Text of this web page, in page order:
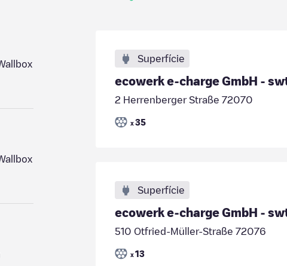
Superfície
2 Herrenberger Straße 72070
x 35
Superfície
510 Otfried-Müller-Straße 72076
x 13